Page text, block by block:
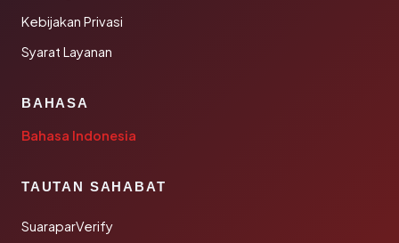
Kebijakan Privasi
Syarat Layanan
BAHASA
Bahasa Indonesia
TAUTAN SAHABAT
SuaraparVerify